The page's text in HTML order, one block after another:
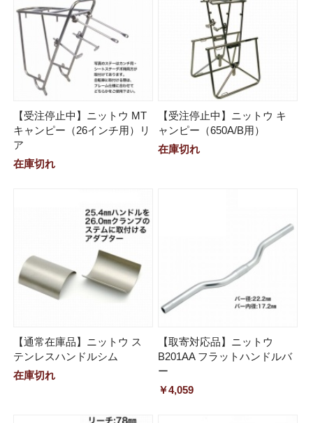
【受注停止中】ニットウ MT
キャンピー（26インチ用）リ
ア
在庫切れ
【受注停止中】ニットウ キ
ャンピー（650A/B用）
在庫切れ
【通常在庫品】ニットウ ス
テンレスハンドルシム
在庫切れ
【取寄対応品】ニットウ
B201AA フラットハンドルバ
ー
￥4,059